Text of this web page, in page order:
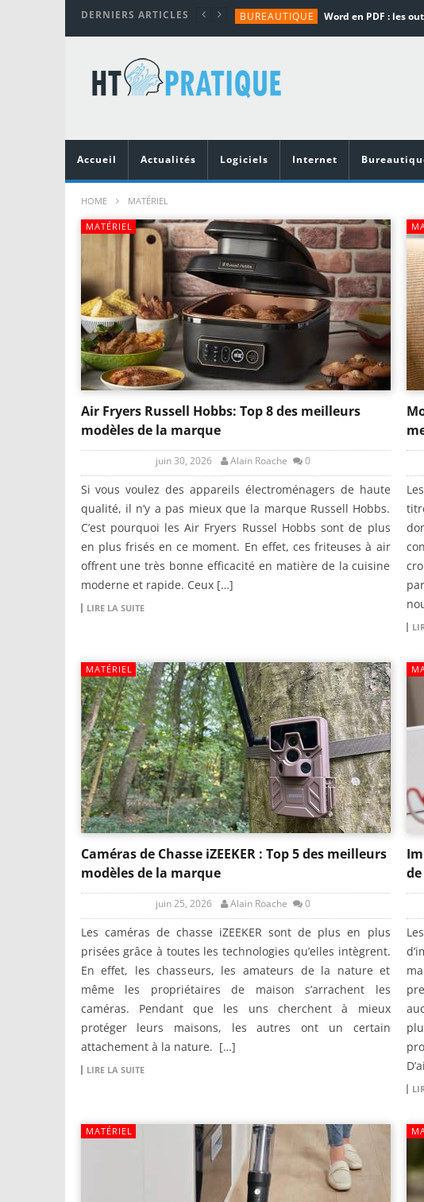
DERNIERS ARTICLES BUREAUTIQUE
TUTORIALS
MATÉRIEL
Accueil
Actualités Logiciels Internet
HOME MATÉRIEL
MATÉRIEL
Air Fryers Russell Hobbs: Top 8 des meilleurs
modèles de la marque
juin 30, 2026 Alain Roache 0
Si vous voulez des appareils électroménagers de haute
qualité, il n’y a pas mieux que la marque Russell Hobbs.
C’est pourquoi les Air Fryers Russel Hobbs sont de plus
en plus frisés en ce moment. En effet, ces friteuses à air
offrent une très bonne efficacité en matière de la cuisine
moderne et rapide. Ceux […]
LIRE LA SUITE
MATÉRIEL
Caméras de Chasse iZEEKER : Top 5 des meilleurs
modèles de la marque
juin 25, 2026 Alain Roache 0
Les caméras de chasse iZEEKER sont de plus en plus
prisées grâce à toutes les technologies qu’elles intègrent.
En effet, les chasseurs, les amateurs de la nature et
même les propriétaires de maison s’arrachent les
caméras. Pendant que les uns cherchent à mieux
protéger leurs maisons, les autres ont un certain
attachement à la nature. […]
LIRE LA SUITE
MATÉRIEL